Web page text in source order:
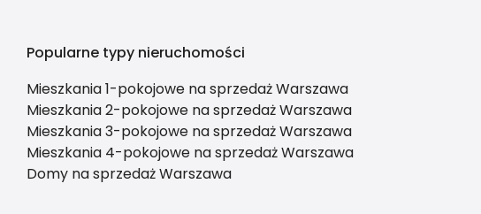
Popularne typy nieruchomości
Mieszkania 1-pokojowe na sprzedaż Warszawa
Mieszkania 2-pokojowe na sprzedaż Warszawa
Mieszkania 3-pokojowe na sprzedaż Warszawa
Mieszkania 4-pokojowe na sprzedaż Warszawa
Domy na sprzedaż Warszawa